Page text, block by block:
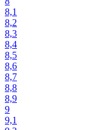
8,1
8,2
8,3
8,4
8,5
8,6
8,7
8,8
8,9
9
9,1